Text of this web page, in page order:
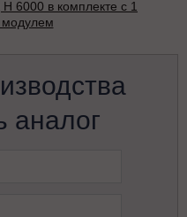
аналог